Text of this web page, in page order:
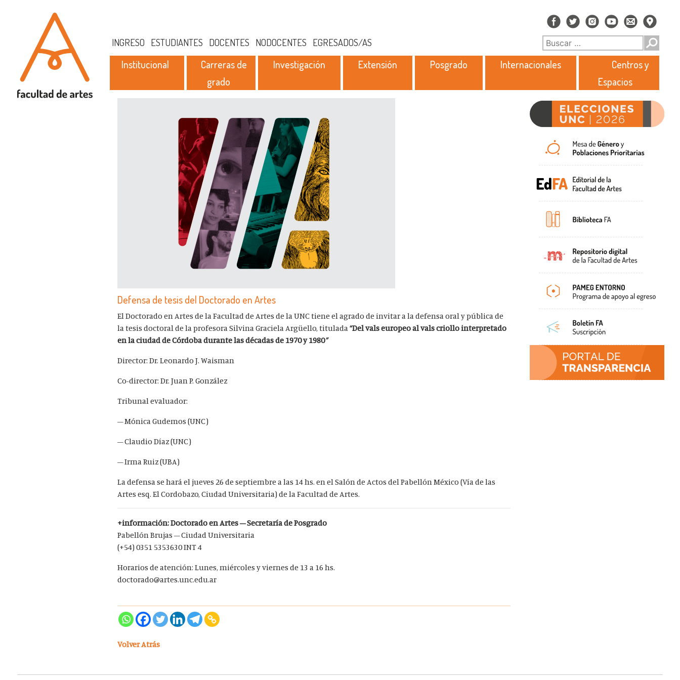
INGRESO ESTUDIANTES DOCENTES NODOCENTES EGRESADOS/AS
Institucional
Carreras de
grado
Investigación Extensión Posgrado Internacionales
Centros y
Espacios
Defensa de tesis del Doctorado en Artes
El Doctorado en Artes de la Facultad de Artes de la UNC tiene el agrado de invitar a la defensa oral y pública de
la tesis doctoral de la profesora Silvina Graciela Argüello, titulada“Del vals europeo al vals criollo interpretado
en la ciudad de Córdoba durante las décadas de 1970 y 1980”
Director: Dr. Leonardo J. Waisman
Co-director: Dr. Juan P. González
Tribunal evaluador:
– Mónica Gudemos (UNC)
– Claudio Díaz (UNC)
– Irma Ruiz (UBA)
La defensa se hará el jueves 26 de septiembre a las 14 hs. en el Salón de Actos del Pabellón México (Vía de las
Artes esq. El Cordobazo, Ciudad Universitaria) de la Facultad de Artes.
+información: Doctorado en Artes – Secretaría de Posgrado
Pabellón Brujas – Ciudad Universitaria
(+54) 0351 5353630 INT 4
Horarios de atención: Lunes, miércoles y viernes de 13 a 16 hs.
doctorado@artes.unc.edu.ar
Volver Atrás